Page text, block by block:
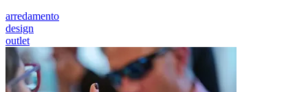
arredamento
design
outlet